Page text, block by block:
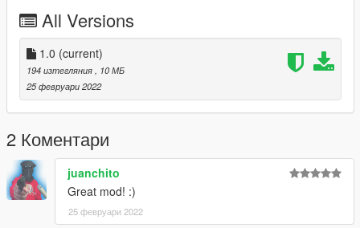
All Versions
1.0 (current)
194 изтегляния
, 10 МБ
25 февруари 2022
2 Коментари
juanchito
Great mod! :)
25 февруари 2022